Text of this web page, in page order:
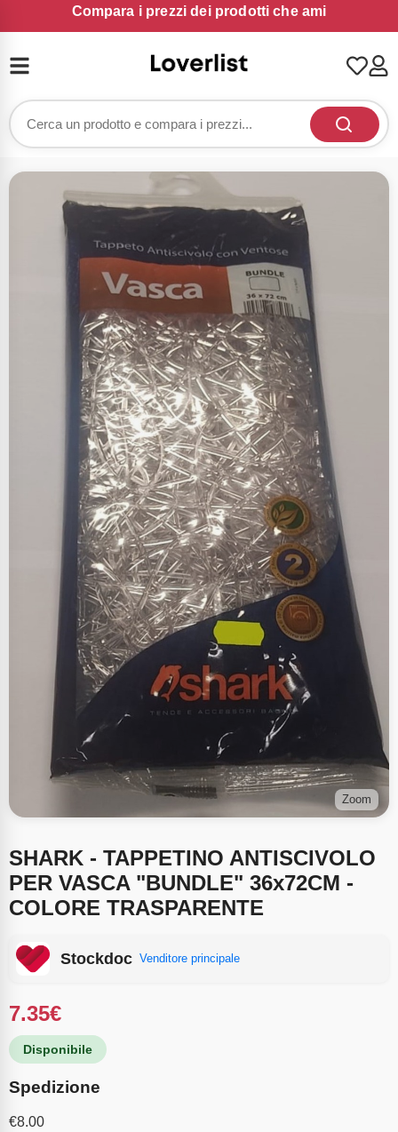
Compara i prezzi dei prodotti che ami
Zoom
SHARK - TAPPETINO ANTISCIVOLO
PER VASCA "BUNDLE" 36x72CM -
COLORE TRASPARENTE
Stockdoc Venditore principale
7.35€
Disponibile
Spedizione
€8.00